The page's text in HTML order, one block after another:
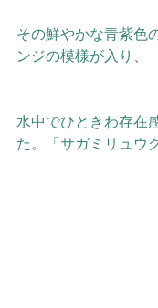
その鮮やかな青紫色
ンジの模様が入り、
水中でひときわ存在
た。「サガミリュウ